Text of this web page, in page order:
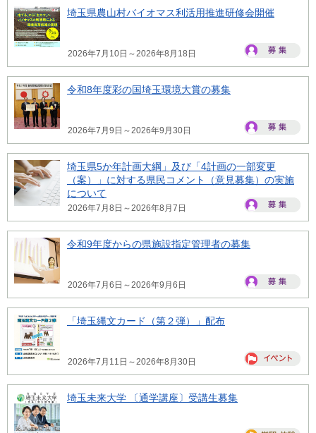
埼玉県農山村バイオマス利活用推進研修会開催
2026年7月10日～2026年8月18日
令和8年度彩の国埼玉環境大賞の募集
2026年7月9日～2026年9月30日
埼玉県5か年計画大綱」及び「4計画の一部変更
（案）」に対する県民コメント（意見募集）の実施
について
2026年7月8日～2026年8月7日
令和9年度からの県施設指定管理者の募集
2026年7月6日～2026年9月6日
「埼玉縄文カード（第２弾）」配布
2026年7月11日～2026年8月30日
埼玉未来大学 〔通学講座〕受講生募集